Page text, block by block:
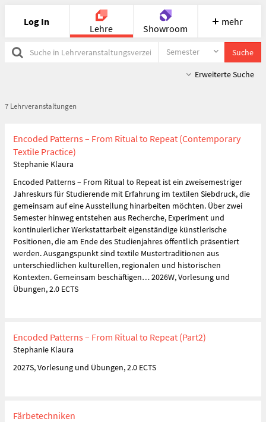
Log In
Lehre Showroom
Portfolio Chat
mehr
Suche
in
Suche
Erweiterte Suche
7 Lehrveranstaltungen
Encoded Patterns – From Ritual to Repeat (Contemporary
Textile Practice)
Stephanie Klaura
Encoded Patterns – From Ritual to Repeat ist ein zweisemestriger
Jahreskurs für Studierende mit Erfahrung im textilen Siebdruck, die
gemeinsam auf eine Ausstellung hinarbeiten möchten. Über zwei
Semester hinweg entstehen aus Recherche, Experiment und
kontinuierlicher Werkstattarbeit eigenständige künstlerische
Positionen, die am Ende des Studienjahres öffentlich präsentiert
werden. Ausgangspunkt sind textile Mustertraditionen aus
unterschiedlichen kulturellen, regionalen und historischen
Kontexten. Gemeinsam beschäftigen… 2026W, Vorlesung und
Übungen, 2.0 ECTS
Encoded Patterns – From Ritual to Repeat (Part2)
Stephanie Klaura
2027S, Vorlesung und Übungen, 2.0 ECTS
Färbetechniken